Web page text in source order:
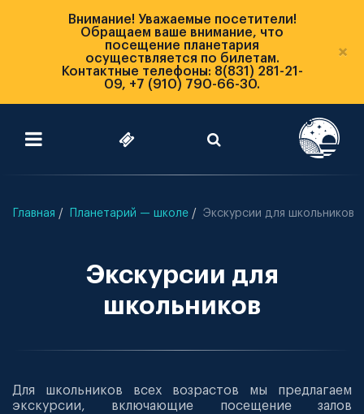
Внимание! Уважаемые посетители!
Обращаем ваше внимание, что
посещение планетария
осуществляется по билетам.
Контактные телефоны: 8(831) 281-21-
09, +7 (910) 790-66-30.
×
Главная Планетарий — школе Экскурсии для школьников
Экскурсии для
школьников
Для школьников всех возрастов мы предлагаем
экскурсии, включающие посещение залов